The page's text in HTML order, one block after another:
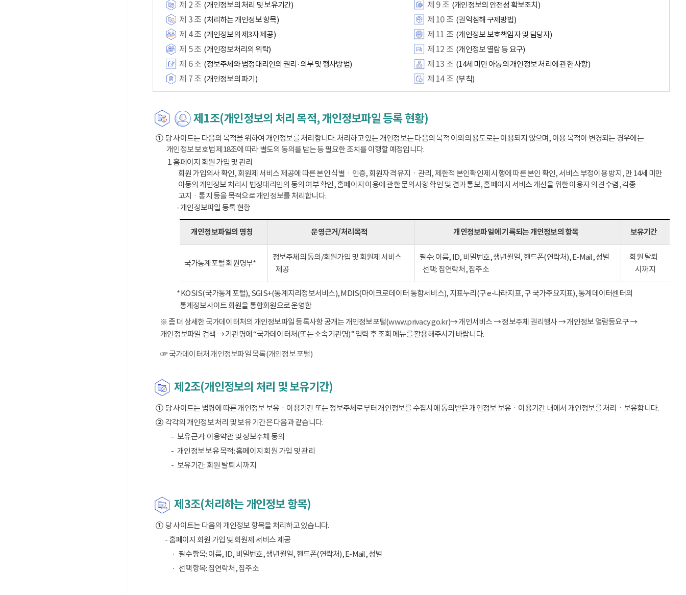
제 2 조 (개인정보의 처리 및 보유기간)
제 3 조 (처리하는 개인정보 항목)
제 4 조 (개인정보의 제3자 제공)
제 5 조 (개인정보처리의 위탁)
제 6 조 (정보주체와 법정대리인의 권리·의무 및 행사방법)
제 7 조 (개인정보의 파기)
제 9 조 (개인정보의 안전성 확보조치)
제 10 조 (권익침해 구제방법)
제 11 조 (개인정보 보호책임자 및 담당자)
제 12 조 (개인정보 열람 등 요구)
제 13 조 (14세 미만 아동의 개인정보 처리에 관한 사항)
제 14 조 (부칙)
제1조(개인정보의 처리 목적, 개인정보파일 등록 현황)
①당 사이트는 다음의 목적을 위하여 개인정보를 처리합니다. 처리하고 있는 개인정보는 다음의 목적 이외의 용도로는 이용되지 않으며, 이용 목적이 변경되는 경우에는
개인정보 보호법 제18조에 따라 별도의 동의를 받는 등 필요한 조치를 이행할 예정입니다.
1. 홈페이지 회원 가입 및 관리
회원 가입의사 확인, 회원제 서비스 제공에 따른 본인 식별ㆍ인증, 회원자격 유지ㆍ관리, 제한적 본인확인제 시행에 따른 본인 확인, 서비스 부정이용 방지, 만 14세 미만
아동의 개인정보 처리시 법정대리인의 동의 여부 확인, 홈페이지 이용에 관한 문의사항 확인 및 결과 통보, 홈페이지 서비스 개선을 위한 이용자 의견 수렴, 각종
고지ㆍ통지 등을 목적으로 개인정보를 처리합니다.
- 개인정보파일 등록 현황
개인정보파일의 명칭 운영근거/처리목적 개인정보파일에 기록되는 개인정보의 항목 보유기간
국가통계포털 회원명부*
정보주체의 동의/회원가입 및 회원제 서비스
제공
필수: 이름, ID, 비밀번호, 생년월일, 핸드폰(연락처), E-Mail, 성별
선택: 집연락처, 집주소
회원 탈퇴
시까지
* KOSIS(국가통계포털), SGIS+(통계지리정보서비스), MDIS(마이크로데이터 통합서비스), 지표누리(구 e-나라지표, 구 국가주요지표), 통계데이터센터의
통계정보사이트 회원을 통합회원으로 운영함
※ 좀 더 상세한 국가데이터처의 개인정보파일 등록사항 공개는 개인정보포털(www.privacy.go.kr)→ 개인서비스 → 정보주체 권리행사 → 개인정보 열람등요구 →
개인정보파일 검색 → 기관명에 “국가데이터처(또는 소속기관명)” 입력 후 조회 메뉴를 활용해주시기 바랍니다.
☞ 국가데이터처 개인정보파일 목록(개인정보 포털)
제2조(개인정보의 처리 및 보유기간)
①당 사이트는 법령에 따른 개인정보 보유ㆍ이용기간 또는 정보주체로부터 개인정보를 수집시에 동의받은 개인정보 보유ㆍ이용기간 내에서 개인정보를 처리ㆍ보유합니다.
②각각의 개인정보 처리 및 보유 기간은 다음과 같습니다.
보유근거: 이용약관 및 정보주체 동의
개인정보 보유 목적: 홈페이지 회원 가입 및 관리
보유기간: 회원 탈퇴 시까지
제3조(처리하는 개인정보 항목)
①당 사이트는 다음의 개인정보 항목을 처리하고 있습니다.
- 홈페이지 회원 가입 및 회원제 서비스 제공
필수항목: 이름, ID, 비밀번호, 생년월일, 핸드폰(연락처), E-Mail, 성별
선택항목: 집연락처, 집주소